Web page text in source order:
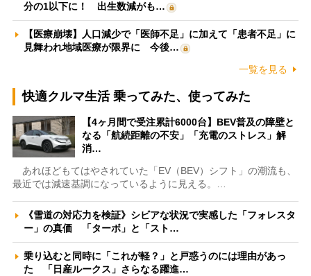
分の1以下に！ 出生数減がも…
【医療崩壊】人口減少で「医師不足」に加えて「患者不足」に
見舞われ地域医療が限界に 今後…
一覧を見る
快適クルマ生活 乗ってみた、使ってみた
【4ヶ月間で受注累計6000台】BEV普及の障壁と
なる「航続距離の不安」「充電のストレス」解
消…
あれほどもてはやされていた「EV（BEV）シフト」の潮流も、
最近では減速基調になっているように見える。…
《雪道の対応力を検証》シビアな状況で実感した「フォレスタ
ー」の真価 「ターボ」と「スト…
乗り込むと同時に「これが軽？」と戸惑うのには理由があっ
た 「日産ルークス」さらなる躍進…